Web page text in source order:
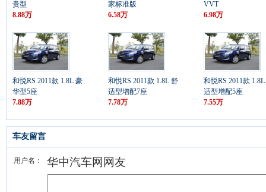
贵型
8.88万
家标准版
6.58万
VVT
6.98万
和悦RS 2011款 1.8L 豪
华型5座
7.88万
和悦RS 2011款 1.8L 舒
适型增配7座
7.78万
和悦RS 2011款
适型增配5座
7.55万
车友留言
用户名： 华中汽车网网友